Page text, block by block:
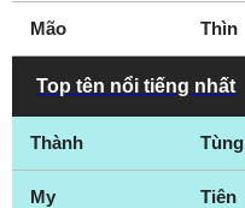
Mão Thìn
Top tên nổi tiếng nhất
Thành Tùng
My Tiên